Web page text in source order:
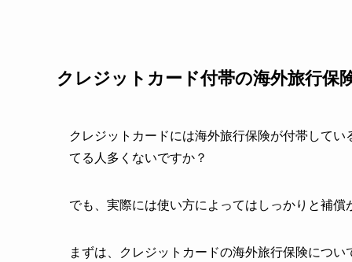
クレジットカード付帯の海外旅行保
クレジットカードには海外旅行保険が付帯して
てる人多くないですか？
でも、実際には使い方によってはしっかりと補
まずは、クレジットカードの海外旅行保険につ